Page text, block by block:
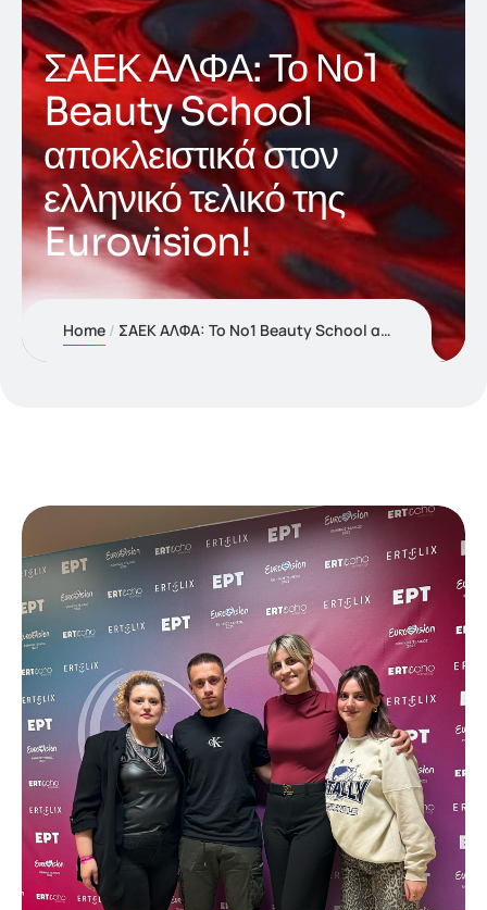
ΣΑΕΚ ΑΛΦΑ: Το Νο1
Beauty School
αποκλειστικά στον
ελληνικό τελικό της
Eurovision!
Home ΣΑΕΚ ΑΛΦΑ: Το Νο1 Beauty School αποκλειστικά στον ελληνικό τελικό της Eurovision!